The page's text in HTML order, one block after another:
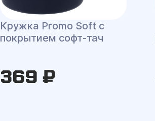
Кружка Promo Soft с
покрытием софт-тач
369 ₽